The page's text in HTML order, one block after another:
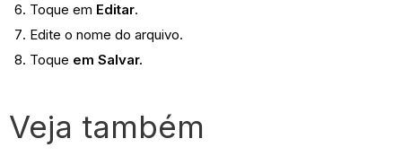
Toque em Editar.
Edite o nome do arquivo.
Toque em Salvar.
Veja também